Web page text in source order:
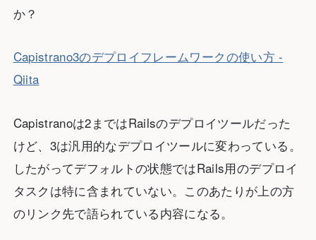
か？
Capistrano3のデプロイフレームワークの使い方 -
Qiita
Capistranoは2まではRailsのデプロイツールだった
けど、3は汎用的なデプロイツールに変わっている。
したがってデフォルトの状態ではRails用のデプロイ
タスクは特に含まれていない。このあたりが上の方
のリンク先で語られている内容になる。